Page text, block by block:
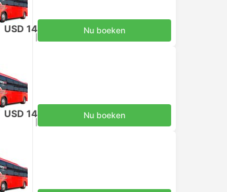
USD 14 Nu boeken
USD 14 Nu boeken